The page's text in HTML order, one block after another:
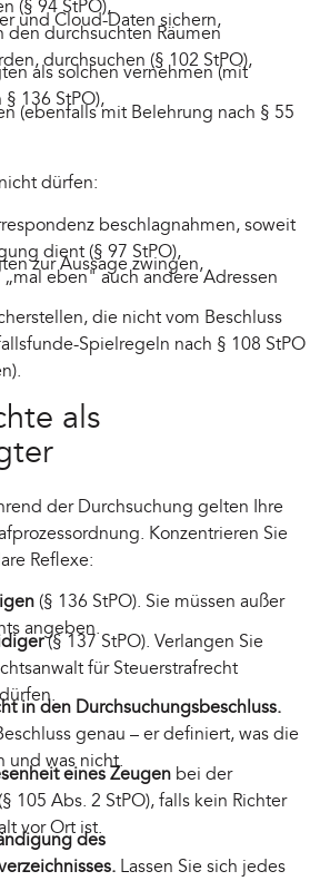
(§ 94 StPO),
und Cloud-Daten sichern,
den durchsuchten Räumen
durchsuchen (§ 102 StPO),
als solchen vernehmen (mit
136 StPO),
(ebenfalls mit Belehrung nach § 55
dürfen:
beschlagnahmen, soweit
dient (§ 97 StPO),
zur Aussage zwingen,
„mal eben" auch andere Adressen
die nicht vom Beschluss
Spielregeln nach § 108 StPO
als
der Durchsuchung gelten Ihre
Konzentrieren Sie
Reflexe:
(§ 136 StPO). Sie müssen außer
angeben.
(§ 137 StPO). Verlangen Sie
für Steuerstrafrecht
in den Durchsuchungsbeschluss.
genau – er definiert, was die
und was nicht.
eines Zeugenbei der
105 Abs. 2 StPO), falls kein Richter
vor Ort ist.
des
Lassen Sie sich jedes